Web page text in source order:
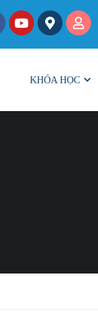
KHÓA HỌC